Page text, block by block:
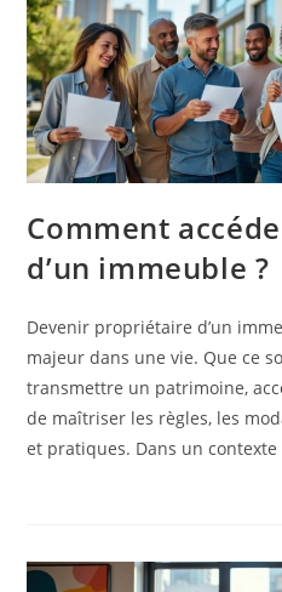
Comment
d’un immeuble ?
Devenir propriétaire d’un
majeur dans une vie. Que ce
transmettre un patrimoine,
de maîtriser les règles, les
et pratiques. Dans un